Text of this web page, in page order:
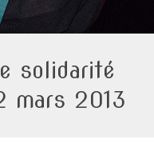
solidarité
mars 2013